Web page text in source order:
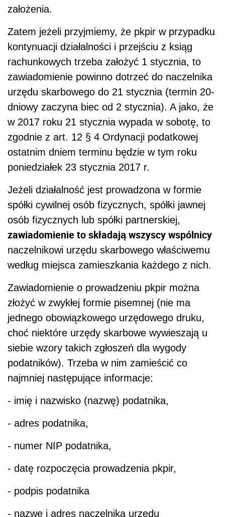
założenia.
Zatem jeżeli przyjmiemy, że pkpir w przypadku
kontynuacji działalności i przejściu z ksiąg
rachunkowych trzeba założyć 1 stycznia, to
zawiadomienie powinno dotrzeć do naczelnika
urzędu skarbowego do 21 stycznia (termin 20-
dniowy zaczyna biec od 2 stycznia). A jako, że
w 2017 roku 21 stycznia wypada w sobotę, to
zgodnie z art. 12 § 4 Ordynacji podatkowej
ostatnim dniem terminu będzie w tym roku
poniedziałek 23 stycznia 2017 r.
Jeżeli działalność jest prowadzona w formie
spółki cywilnej osób fizycznych, spółki jawnej
osób fizycznych lub spółki partnerskiej,
zawiadomienie to składają wszyscy wspólnicy
naczelnikowi urzędu skarbowego właściwemu
według miejsca zamieszkania każdego z nich.
Zawiadomienie o prowadzeniu pkpir można
złożyć w zwykłej formie pisemnej (nie ma
jednego obowiązkowego urzędowego druku,
choć niektóre urzędy skarbowe wywieszają u
siebie wzory takich zgłoszeń dla wygody
podatników). Trzeba w nim zamieścić co
najmniej następujące informacje:
- imię i nazwisko (nazwę) podatnika,
- adres podatnika,
- numer NIP podatnika,
- datę rozpoczęcia prowadzenia pkpir,
- podpis podatnika
- nazwę i adres naczelnika urzędu